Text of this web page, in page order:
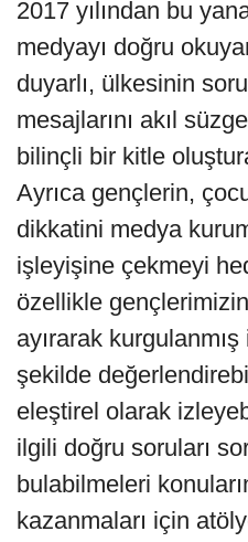
2017 yılından bu
medyayı doğru
duyarlı, ülkesinin
mesajlarını akıl
bilinçli bir kitle
Ayrıca gençlerin,
dikkatini medya
işleyişine çekmeyi
özellikle
ayırarak
şekilde
eleştirel olarak
ilgili doğru soruları
bulabilmeleri
kazanmaları için